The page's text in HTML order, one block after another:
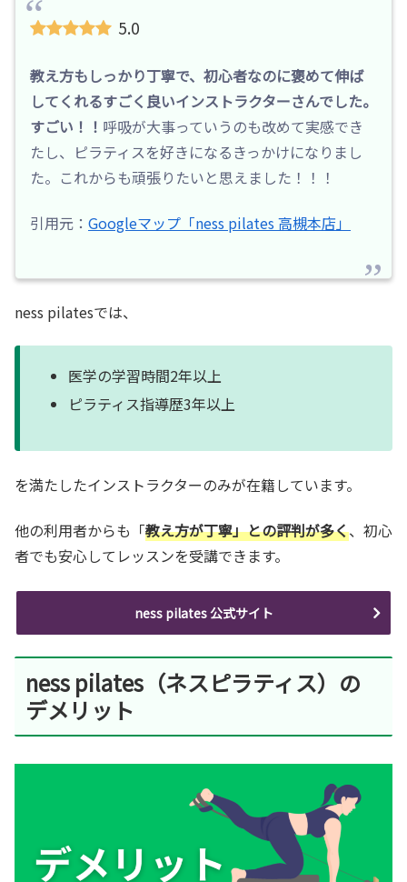
5.0
教え方もしっかり丁寧で、初心者なのに褒めて伸ば
してくれるすごく良いインストラクターさんでした。
すごい！！ 呼吸が大事っていうのも改めて実感でき
たし、ピラティスを好きになるきっかけになりまし
た。これからも頑張りたいと思えました！！！
引用元： Googleマップ「ness pilates 高槻本店」
ness pilatesでは、
医学の学習時間2年以上
ピラティス指導歴3年以上
を満たしたインストラクターのみが在籍しています。
他の利用者からも「教え方が丁寧」との評判が多く、初心
者でも安心してレッスンを受講できます。
ness pilates 公式サイト
ness pilates（ネスピラティス）の
デメリット